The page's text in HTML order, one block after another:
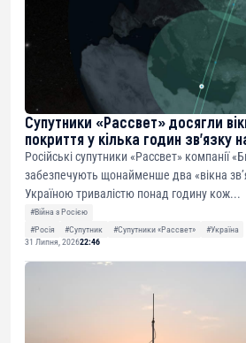
Супутники «Рассвет» досягли
покриття у кілька годин зв’язку
Російські супутники «Рассвет» компанії
забезпечують щонайменше два «вікна
Україною тривалістю понад годину кож...
#Війна з Росією
#Росія
#Супутник #Супутники «Рассвет»
#Україна
31 Липня, 202622:46